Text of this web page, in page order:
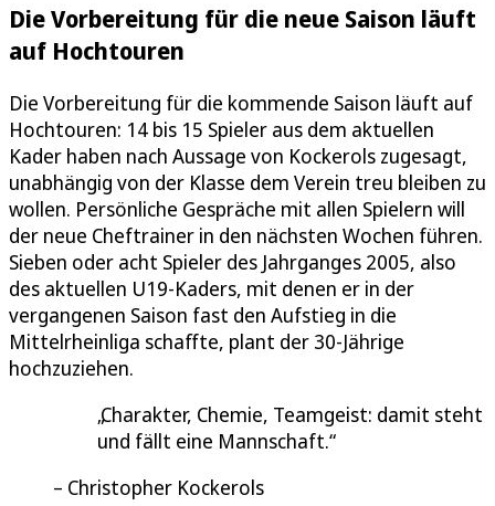
Die Vorbereitung für die neue Saison läuft
auf Hochtouren
Die Vorbereitung für die kommende Saison läuft auf
Hochtouren: 14 bis 15 Spieler aus dem aktuellen
Kader haben nach Aussage von Kockerols zugesagt,
unabhängig von der Klasse dem Verein treu bleiben zu
wollen. Persönliche Gespräche mit allen Spielern will
der neue Cheftrainer in den nächsten Wochen führen.
Sieben oder acht Spieler des Jahrganges 2005, also
des aktuellen U19-Kaders, mit denen er in der
vergangenen Saison fast den Aufstieg in die
Mittelrheinliga schaffte, plant der 30-Jährige
hochzuziehen.
Charakter, Chemie, Teamgeist: damit steht
und fällt eine Mannschaft.
Christopher Kockerols